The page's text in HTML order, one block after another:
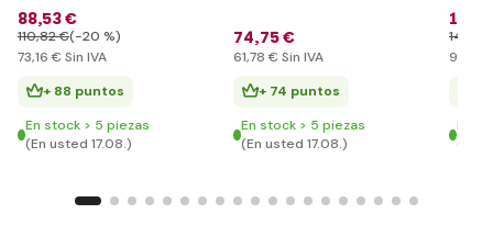
88,53 €
110,82 €(-20 %)
73,16 € Sin IVA
+ 88 puntos
En stock > 5 piezas
(En usted 17.08.)
74,75 €
61,78 € Sin IVA
+ 74 puntos
En stock > 5 piezas
(En usted 17.08.)
114
140
94
En
(En